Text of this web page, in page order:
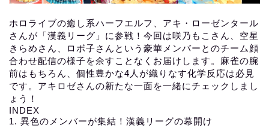
ホロライブの癒し系ハーフエルフ、アキ・ローゼンタール
さんが「漢義リーグ」に参戦！今回は咲乃もこさん、空星
きらめさん、ロボ子さんという豪華メンバーとのチーム顔
合わせ配信の様子を余すことなくお届けします。麻雀の腕
前はもちろん、個性豊かな4人が織りなす化学反応は必見
です。アキロゼさんの新たな一面を一緒にチェックしまし
ょう！
INDEX
1. 異色のメンバーが集結！漢義リーグの幕開け